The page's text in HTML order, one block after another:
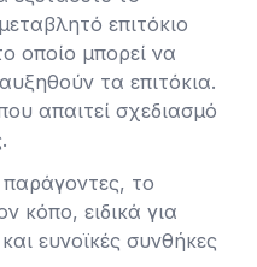
επιτόκιο
οποίο μπορεί να
τα επιτόκια.
απαιτεί σχεδιασμό
το
κόπο, ειδικά για
ευνοϊκές συνθήκες